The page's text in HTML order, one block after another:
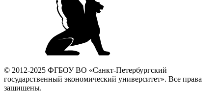
© 2012-2025 ФГБОУ ВО «Санкт-Петербургский
государственный экономический университет». Все права
защищены.